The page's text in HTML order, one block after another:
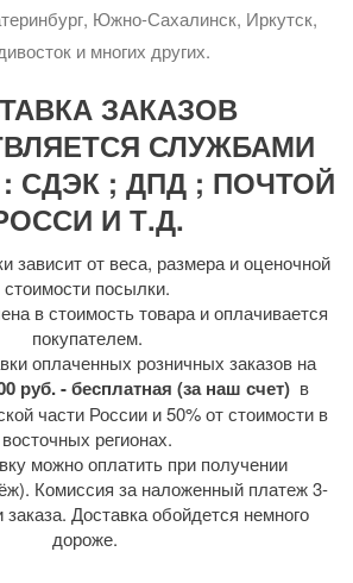
Южно-Сахалинск, Иркутск,
и многих других.
ЗАКАЗОВ
СЛУЖБАМИ
СДЭК ; ДПД ; ПОЧТОЙ
И Т.Д.
зависит от веса, размера и оценочной
стоимости посылки.
в стоимость товара и оплачивается
покупателем.
оплаченных розничных заказов на
руб. - бесплатная (за наш счет) в
части России и 50% от стоимости в
восточных регионах.
можно оплатить при получении
Комиссия за наложенный платеж 3-
заказа. Доставка обойдется немного
дороже.